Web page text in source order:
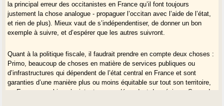
la principal erreur des occitanistes en France qu’il font toujours
justement la chose analogue - propaguer l’occitan avec l’aide de l’état,
et rien de plus). Mieux vaut de s’indépendentiser, de donner un bon
exemple à suivre, et d’espérer que les autres suivront.
Quant à la politique fiscale, il faudrait prendre en compte deux choses :
Primo, beaucoup de choses en matière de services publiques ou
d’infrastructures qui dépendent de l’état central en France et sont
garanties d’une manière plus ou moins équitable sur tout son territoire,
en Espagne ou bien n’existent pas ou dépendent des régions. Secundo,